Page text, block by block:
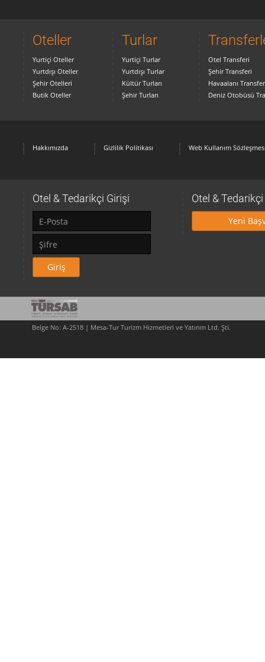
Oteller
Yurtiçi Oteller
Yurtdışı Oteller
Şehir Otelleri
Butik Oteller
Turlar
Yurtiçi Turlar
Yurtdışı Turlar
Kültür Turları
Şehir Turları
Otel Transferi
Şehir Transferi
Havaalanı
Deniz Otobüsü
Hakkımızda Gizlilik Politikası Web Kullanım
Otel & Tedarikçi Girişi
Giriş
Otel &
Yeni
Belge No: A-2518 | Mesa-Tur Turizm Hizmetleri ve Yatırım Ltd. Şti.